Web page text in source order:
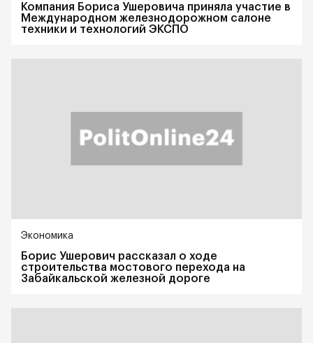
Компания Бориса Ушеровича приняла участие в
Международном железнодорожном салоне
техники и технологий ЭКСПО
Экономика
Борис Ушерович рассказал о ходе
строительства мостового перехода на
Забайкальской железной дороге